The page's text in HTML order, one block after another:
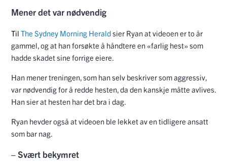
Mener det var nødvendig
Til The Sydney Morning Heraldsier Ryan at videoen er to år
gammel, og at han forsøkte å håndtere en «farlig hest» som
hadde skadet sine forrige eiere.
Han mener treningen, som han selv beskriver som aggressiv,
var nødvendig for å redde hesten, da den kanskje måtte avlives.
Han sier at hesten har det bra i dag.
Ryan hevder også at videoen ble lekket av en tidligere ansatt
som bar nag.
– Svært bekymret